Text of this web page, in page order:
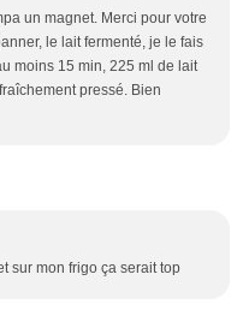
un magnet. Merci pour votre
le lait fermenté, je le fais
moins 15 min, 225 ml de lait
pressé. Bien
sur mon frigo ça serait top